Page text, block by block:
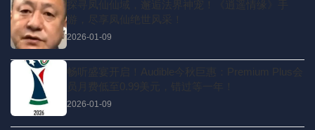
探寻凤仙仙域，邂逅法界神宠！《逍遥情缘》手
游，尽享凤仙绝世风采！
2026-01-09
畅听盛宴开启！Audible今秋巨惠：Premium Plus会
员月费低至0.99美元，错过等一年！
2026-01-09